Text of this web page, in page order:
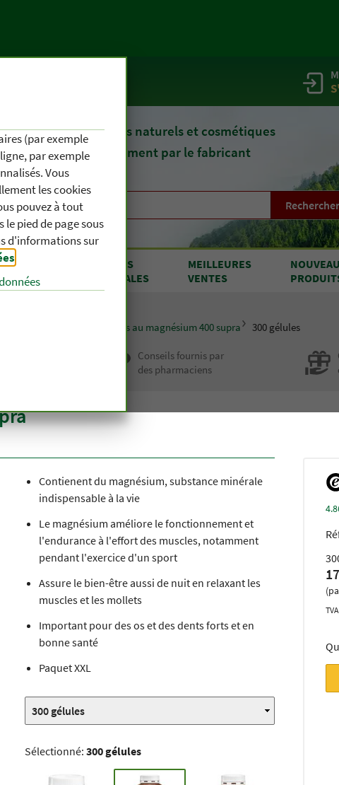
1903, des remèdes naturels et cosmétiques
fournis directement par le fabricant
Rechercher
À Z
OFFRES
SPÉCIALES
MEILLEURES
VENTES
Gélules au magnésium 400 supra
300 gélules
Conseils fournis par
des pharmaciens
Contienent du magnésium, substance minérale
indispensable à la vie
Le magnésium améliore le fonctionnement et
l'endurance à l'effort des muscles, notamment
pendant l'exercice d'un sport
Assure le bien-être aussi de nuit en relaxant les
muscles et les mollets
Important pour des os et des dents forts et en
bonne santé
Paquet XXL
Sélectionné: 300 gélules
(par exemple
par exemple
Vous
les cookies
pouvez à tout
pied de page sous
d'informations sur